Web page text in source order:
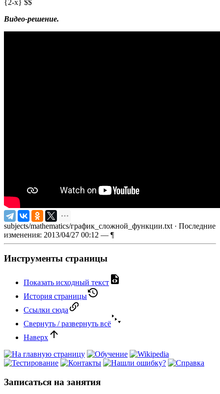
{2-x} $$
Видео-решение.
subjects/mathematics/график_сложной_функции.txt · Последние
изменения: 2013/04/27 00:12 — ¶
Инструменты страницы
Показать исходный текст
История страницы
Ссылки сюда
Свернуть / развернуть всё
Наверх
Записаться на занятия